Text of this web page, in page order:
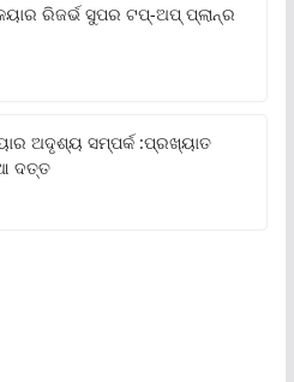
ରିଜର୍ଭ ସୁପର ଟପ୍‌-ଅପ୍ ପ୍ଲାନ୍‌ର
ଅଦୃଶ୍ୟ ସମ୍ପର୍କ :ପ୍ରଖ୍ୟାତ
ଦତ୍ତ